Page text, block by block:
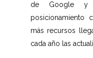
de Google y
posicionamiento
más recursos
cada año las